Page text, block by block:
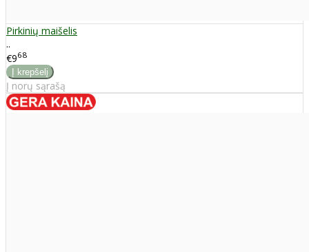
Pirkinių maišelis
..
€968
Į norų sąrašą